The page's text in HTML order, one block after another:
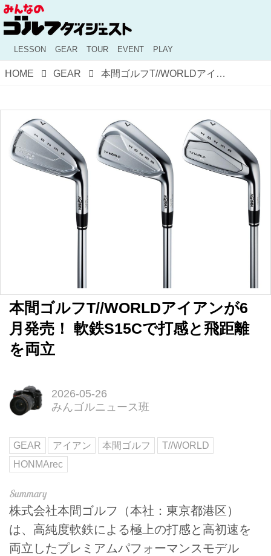
LESSON GEAR TOUR EVENT PLAY
HOME GEAR 本間ゴルフT//WORLDアイアンが6月発売！ 軟鉄S15Cで打感と飛距離を両立
本間ゴルフT//WORLDアイアンが6
月発売！ 軟鉄S15Cで打感と飛距離
を両立
2026-05-26
みんゴルニュース班
GEAR アイアン 本間ゴルフ
T//WORLD
HONMArec
株式会社本間ゴルフ（本社：東京都港区）
は、高純度軟鉄による極上の打感と高初速を
両立したプレミアムパフォーマンスモデル